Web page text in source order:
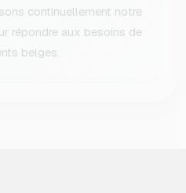
continuellement notre
répondre aux besoins de
belges.